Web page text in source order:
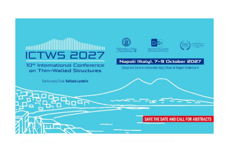
SPONSOR
GENERAL INFORMATION